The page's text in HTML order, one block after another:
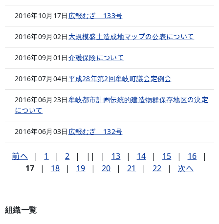
2016年10月17日 広報むぎ 133号
2016年09月02日大規模盛土造成地マップの公表について
2016年09月01日介護保険について
2016年07月04日平成28年第2回牟岐町議会定例会
2016年06月23日牟岐都市計画伝統的建造物群保存地区の決定
について
2016年06月03日 広報むぎ 132号
前へ | 1 | 2 | || | 13 | 14 | 15 | 16
|
17
| 18 | 19 | 20 | 21 | 22 | 次へ
組織一覧